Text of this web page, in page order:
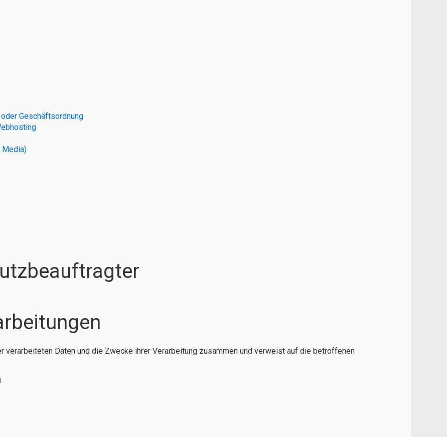
Geschäftsordnung
Media)
verarbeiteten Daten und die Zwecke ihrer Verarbeitung zusammen und verweist auf die betroffenen